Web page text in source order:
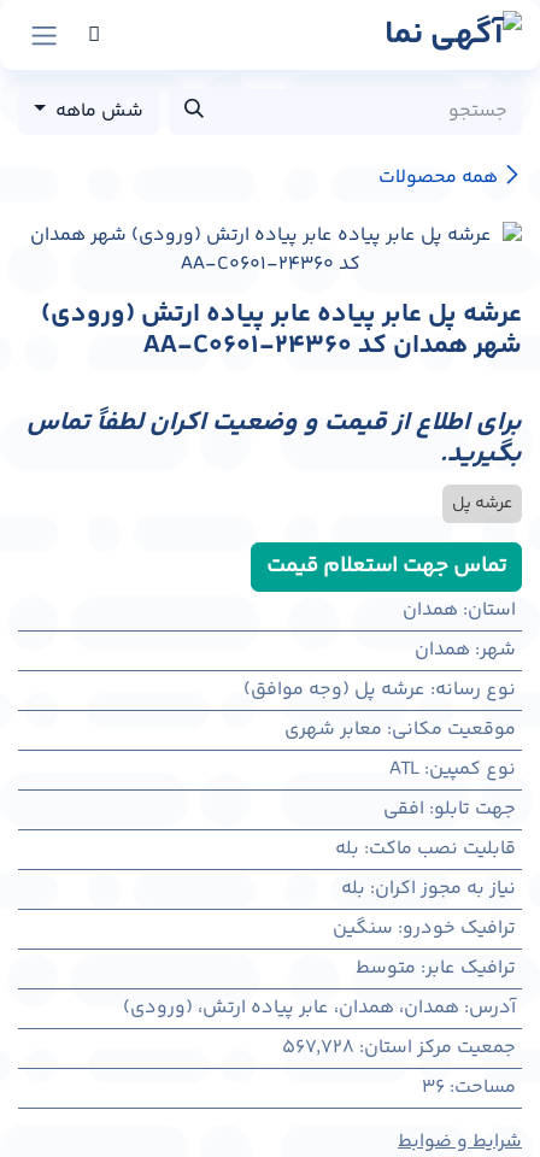
پرش به محتوا
همه محصولات
شش ماهه
عرشه پل عابر پیاده عابر پیاده ارتش (ورودی)
شهر همدان کد AA-C0601-24360
برای اطلاع از قیمت و وضعیت اکران لطفاً تماس
بگیرید.
عرشه پل
تماس جهت استعلام قیمت
استان: همدان
شهر: همدان
نوع رسانه: عرشه پل (وجه موافق)
موقعیت مکانی: معابر شهری
نوع کمپین:
ATL
جهت تابلو: افقی
قابلیت نصب ماکت: بله
نیاز به مجوز اکران: بله
ترافیک خودرو: سنگین
ترافیک عابر: متوسط
آدرس: همدان، همدان، عابر پیاده ارتش، (ورودی)
جمعیت مرکز استان:
567,728
مساحت:
36
شرایط و ضوابط